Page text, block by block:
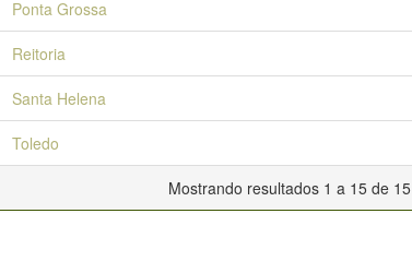
Ponta Grossa
Reitoria
Santa Helena
Toledo
Mostrando resultados 1 a 15 de 15